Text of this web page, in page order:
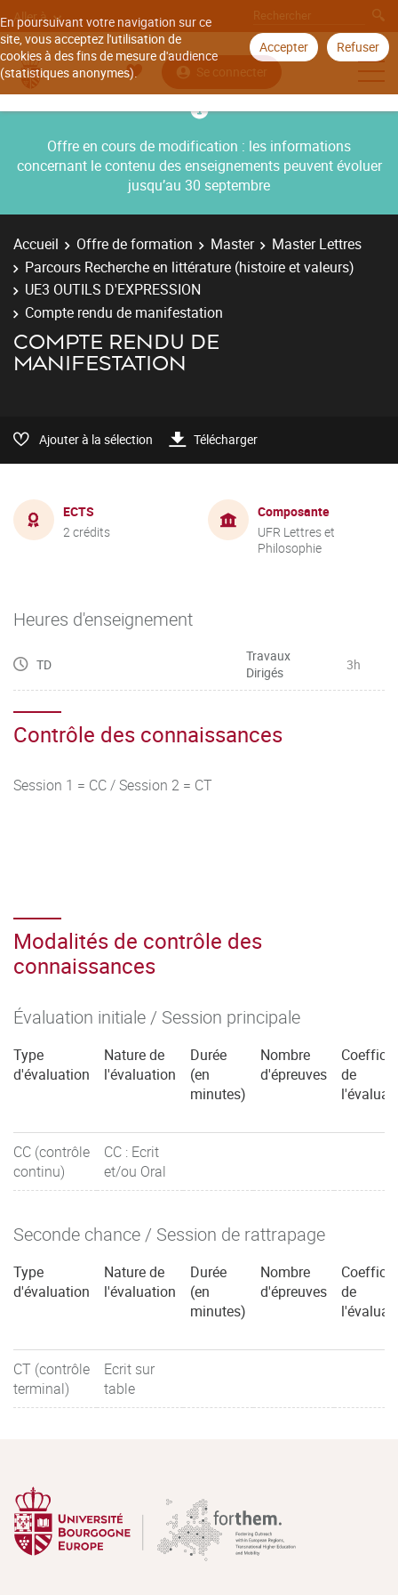
En poursuivant votre navigation sur ce
site, vous acceptez l'utilisation de
cookies à des fins de mesure d'audience
(statistiques anonymes).
Accepter Refuser
Aller à
Se connecter
Offre en cours de modification : les informations
concernant le contenu des enseignements peuvent évoluer
jusqu’au 30 septembre
Accueil Offre de formation Master
Master Lettres
Parcours Recherche en littérature (histoire et valeurs)
UE3 OUTILS D'EXPRESSION
Compte rendu de manifestation
COMPTE RENDU DE
MANIFESTATION
Ajouter à la sélection Télécharger
ECTS
2 crédits
Composante
UFR Lettres et
Philosophie
Heures d'enseignement
TD
Travaux
Dirigés
3h
Contrôle des connaissances
Session 1 = CC / Session 2 = CT
Modalités de contrôle des
connaissances
Évaluation initiale / Session principale
Type
d'évaluation
Nature de
l'évaluation
Durée
(en
minutes)
Nombre
d'épreuves
de
CC (contrôle
continu)
CC : Ecrit
et/ou Oral
Seconde chance / Session de rattrapage
Type
d'évaluation
Nature de
l'évaluation
Durée
(en
minutes)
Nombre
d'épreuves
de
CT (contrôle
terminal)
Ecrit sur
table